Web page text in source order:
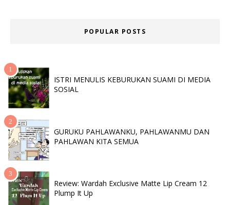
POPULAR POSTS
ISTRI MENULIS KEBURUKAN SUAMI DI MEDIA
SOSIAL
GURUKU PAHLAWANKU, PAHLAWANMU DAN
PAHLAWAN KITA SEMUA
Review: Wardah Exclusive Matte Lip Cream 12
Plump It Up